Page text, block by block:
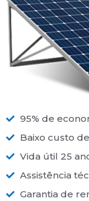
95% de
Baixo custo
Vida útil 25
Assistência
Garantia de